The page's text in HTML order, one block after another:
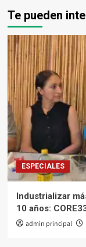
Te pueden
ESPECIALES
Industrializar
10 años:
admin principal